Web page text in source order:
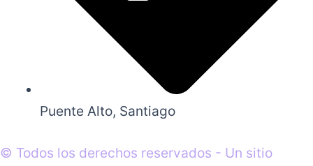
Puente Alto, Santiago
© Todos los derechos reservados - Un sitio